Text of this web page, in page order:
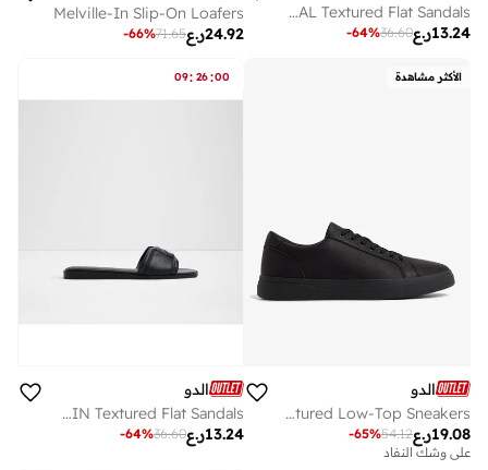
GOTOSANDAL Textured Flat Sandals
ر.ع13.24
36.60
-64%
Melville-In Slip-On Loafers
ر.ع24.92
71.65
-66%
الأكثر مشاهدة
الدو
SCOTTIEE Textured Low-Top Sneakers
ر.ع19.08
54.12
-65%
على وشك النفاد
09: 26:00
الدو
LIAUDIN Textured Flat Sandals
ر.ع13.24
36.60
-64%